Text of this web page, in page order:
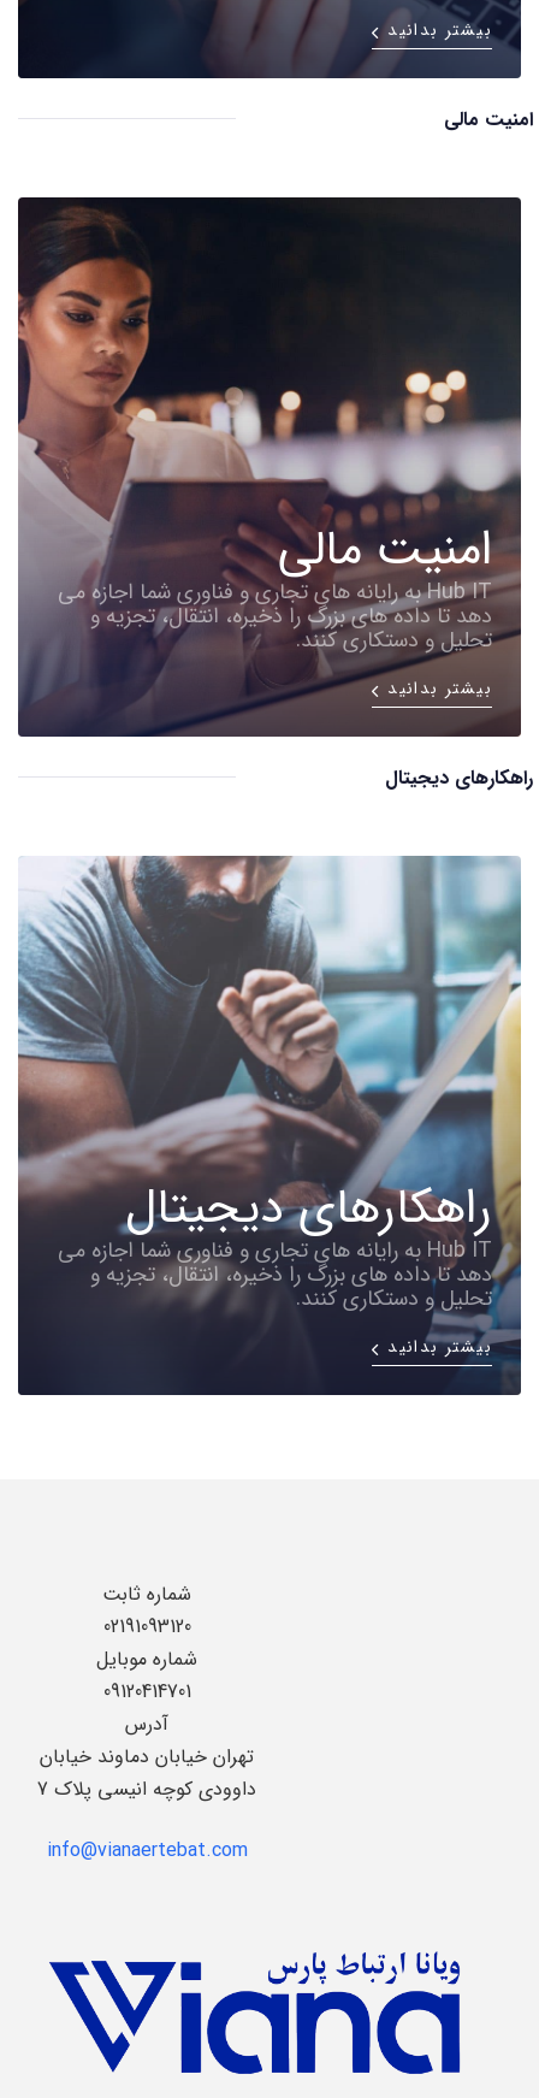
بیشتر بدانید
امنیت مالی
امنیت مالی
Hub IT به رایانه های تجاری و فناوری شما اجازه می
دهد تا داده های بزرگ را ذخیره، انتقال، تجزیه و
تحلیل و دستکاری کنند.
بیشتر بدانید
راهکارهای دیجیتال
راهکارهای دیجیتال
Hub IT به رایانه های تجاری و فناوری شما اجازه می
دهد تا داده های بزرگ را ذخیره، انتقال، تجزیه و
تحلیل و دستکاری کنند.
بیشتر بدانید
شماره ثابت
02191093120
شماره موبایل
09120414701
آدرس
تهران خیابان دماوند خیابان
داوودی کوچه انیسی پلاک 7
info@vianaertebat.com